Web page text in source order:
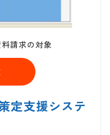
請求の対象
定支援システ